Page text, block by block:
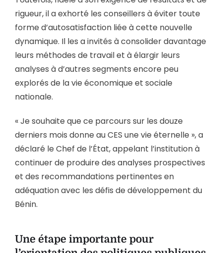
rigueur, il a exhorté les conseillers à éviter toute
forme d’autosatisfaction liée à cette nouvelle
dynamique. Il les a invités à consolider davantage
leurs méthodes de travail et à élargir leurs
analyses à d’autres segments encore peu
explorés de la vie économique et sociale
nationale.
« Je souhaite que ce parcours sur les douze
derniers mois donne au CES une vie éternelle », a
déclaré le Chef de l’État, appelant l’institution à
continuer de produire des analyses prospectives
et des recommandations pertinentes en
adéquation avec les défis de développement du
Bénin.
Une étape importante pour